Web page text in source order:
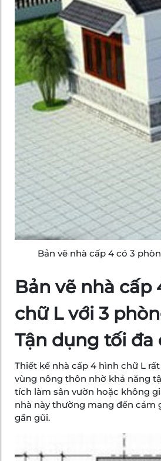
Bản vẽ nhà cấp 4 có 3
Bản vẽ nhà cấp
chữ L với 3
Tận dụng tối đa
Thiết kế nhà cấp 4 hình chữ L
vùng nông thôn nhờ khả năng
tích làm sân vườn hoặc không
nhà này thường mang đến cảm
gần gũi.